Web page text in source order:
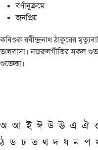
বর্ণানুক্রমে
জনপ্রিয়
কবিগুরু রবীন্দ্রনাথ ঠাকুরের
ভালবাসা। নজরুলগীতির সকল
শুভেচ্ছা।
অ আ ই ঈ উ ঊ এ ঐ
ঠ ড ঢ ত থ দ ধ ন প